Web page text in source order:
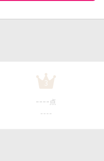
3
---- 点
----